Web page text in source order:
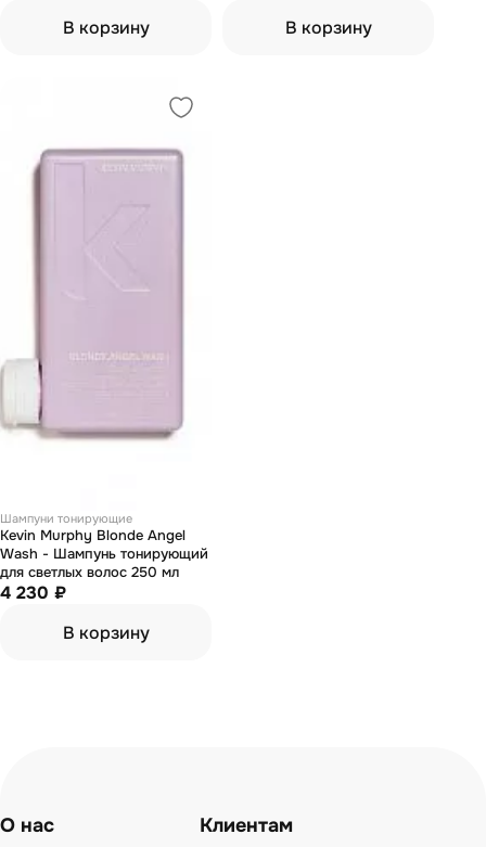
В корзину В корзину
Шампуни тонирующие
Kevin Murphy Blonde Angel
Wash - Шампунь тонирующий
для светлых волос 250 мл
4 230 ₽
В корзину
О нас
Клиентам